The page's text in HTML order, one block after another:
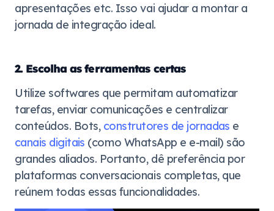
apresentações etc. Isso vai ajudar a montar a
jornada de integração ideal.
2. Escolha as ferramentas certas
Utilize softwares que permitam automatizar
tarefas, enviar comunicações e centralizar
conteúdos. Bots, construtores de jornadas e
canais digitais (como WhatsApp e e-mail) são
grandes aliados. Portanto, dê preferência por
plataformas conversacionais completas, que
reúnem todas essas funcionalidades.